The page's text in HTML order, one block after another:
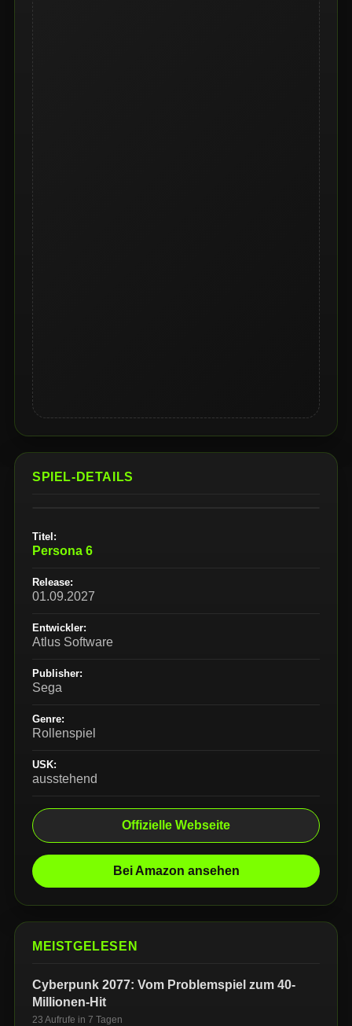
SPIEL-DETAILS
Titel:
Persona 6
Release:
01.09.2027
Entwickler:
Atlus Software
Publisher:
Sega
Genre:
Rollenspiel
USK:
ausstehend
Offizielle Webseite
Bei Amazon ansehen
MEISTGELESEN
Cyberpunk 2077: Vom Problemspiel zum 40-
Millionen-Hit
23 Aufrufe in 7 Tagen